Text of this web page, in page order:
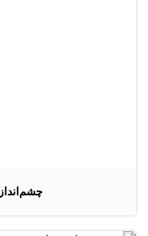
چشم‌انداز ۲۰۱۹ کشاورزی جهان